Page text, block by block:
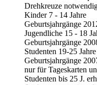
Drehkreuze
Kinder 7 - 14 Jahre
Geburtsjahrgänge
Jugendliche 15 - 18
Geburtsjahrgänge
Studenten 19-25 Jahre
Geburtsjahrgänge
nur für Tageskarten
Studenten bis 25 J.